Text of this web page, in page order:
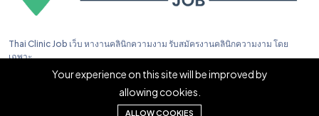
Thai Clinic Job เว็บ หางานคลินิกความงาม รับสมัครงานคลินิกความงาม โดย
เฉพาะ
Your experience on this site will be improved by
allowing cookies.
ALLOW COOKIES